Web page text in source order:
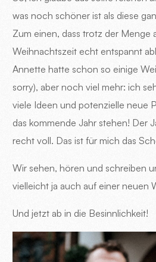
was noch schöner ist als diese
Zum einen, dass trotz der Menge
Weihnachtszeit echt entspannt
Annette hatte schon so einige
sorry), aber noch viel mehr: ich
viele Ideen und potenzielle neue
das kommende Jahr stehen! Der
recht voll. Das ist für mich das
Wir sehen, hören und schreiben
vielleicht ja auch auf einer neuen
Und jetzt ab in die Besinnlichkeit!